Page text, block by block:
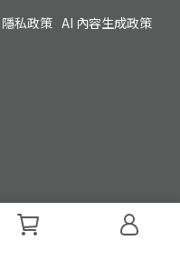
隱私政策 AI 內容生成政策